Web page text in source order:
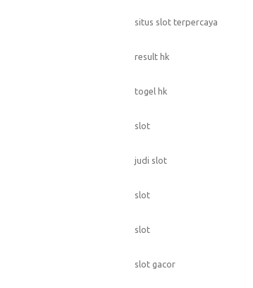
situs slot terpercaya
result hk
togel hk
slot
judi slot
slot
slot
slot gacor